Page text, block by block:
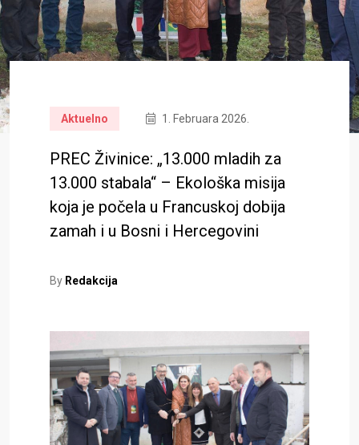
Aktuelno 1. Februara 2026.
PREC Živinice: „13.000 mladih za
13.000 stabala“ – Ekološka misija
koja je počela u Francuskoj dobija
zamah i u Bosni i Hercegovini
By Redakcija